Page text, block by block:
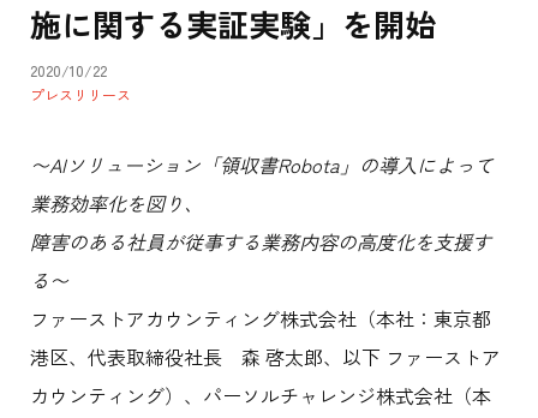
施に関する実証実験」を開始
2020/10/22
プレスリリース
〜AIソリューション「領収書Robota」の導入によって
業務効率化を図り、
障害のある社員が従事する業務内容の高度化を支援す
る〜
ファーストアカウンティング株式会社（本社：東京都
港区、代表取締役社長 森 啓太郎、以下 ファーストア
カウンティング）、パーソルチャレンジ株式会社（本